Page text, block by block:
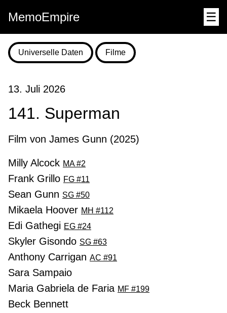
MemoEmpire ☰
Universelle Daten Filme
13. Juli 2026
141. Superman
Film von James Gunn (2025)
Milly Alcock MA #2
Frank Grillo FG #11
Sean Gunn SG #50
Mikaela Hoover MH #112
Edi Gathegi EG #24
Skyler Gisondo SG #63
Anthony Carrigan AC #91
Sara Sampaio
Maria Gabriela de Faria MF #199
Beck Bennett